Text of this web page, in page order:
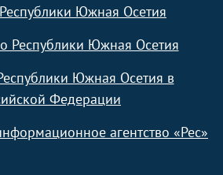
Южная Осетия
Республики Южная Осетия
Южная Осетия в
Федерации
агентство «Рес»